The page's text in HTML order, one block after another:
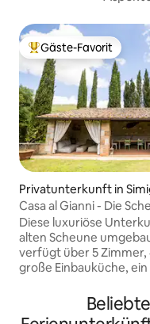
Beliebter Gäste-Favorit.
Gäste-Favorit
Privatunterkunft in
no
Casa al Gianni - Die
Simignano
Diese luxuriöse
alten Scheune
verfügt über 5 Zimmer,
große Einbauküche,
Garten mit Parkplatz,
eine Terrasse mit